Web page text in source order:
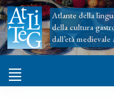
Atlante della
della cultura
dall’età medievale